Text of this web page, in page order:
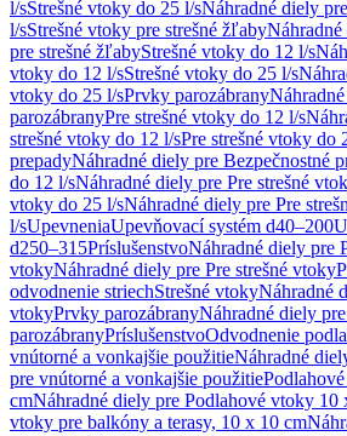
l/sStrešné vtoky do 25 l/sNáhradné diely
l/sStrešné vtoky pre strešné žľaby
pre strešné žľabyStrešné vtoky do 12 l/s
vtoky do 12 l/sStrešné vtoky do 25 l/s
vtoky do 25 l/sPrvky parozábrany
parozábranyPre strešné vtoky do 12 l/s
strešné vtoky do 12 l/sPre strešné vtoky do
prepadyNáhradné diely pre Bezpečnostné
do 12 l/sNáhradné diely pre Pre strešné
vtoky do 25 l/sNáhradné diely pre Pre
l/sUpevneniaUpevňovací systém d40–200
d250–315PríslušenstvoNáhradné diely pre
vtokyNáhradné diely pre Pre strešné vtoky
odvodnenie striechStrešné vtokyNáhradné
vtokyPrvky parozábranyNáhradné diely
parozábranyPríslušenstvoOdvodnenie
vnútorné a vonkajšie použitieNáhradné
pre vnútorné a vonkajšie použitie
cmNáhradné diely pre Podlahové vtoky 10
vtoky pre balkóny a terasy, 10 x 10 cm